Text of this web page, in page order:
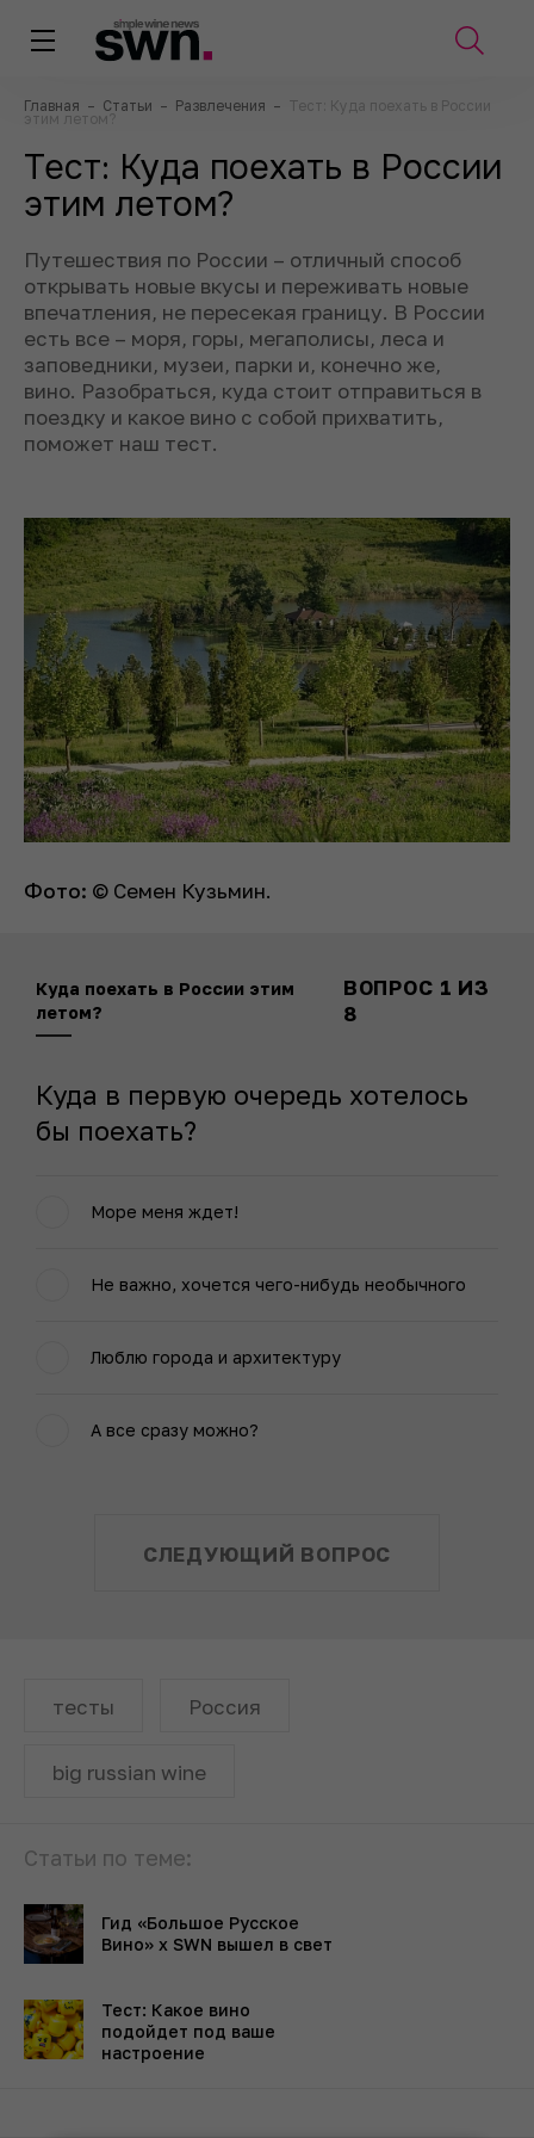
Главная – Статьи – Развлечения – Тест: Куда поехать в России
этим летом?
Тест: Куда поехать в России
этим летом?
Путешествия по России – отличный способ
открывать новые вкусы и переживать новые
впечатления, не пересекая границу. В России
есть все – моря, горы, мегаполисы, леса и
заповедники, музеи, парки и, конечно же,
вино. Разобраться, куда стоит отправиться в
поездку и какое вино с собой прихватить,
поможет наш тест.
Фото: © Семен Кузьмин.
Куда поехать в России этим
летом?
ВОПРОС 1 ИЗ
8
Куда в первую очередь хотелось
бы поехать?
Море меня ждет!
Не важно, хочется чего-нибудь необычного
Люблю города и архитектуру
А все сразу можно?
СЛЕДУЮЩИЙ ВОПРОС
тесты Россия
big russian wine
Статьи по теме:
Гид «Большое Русское
Вино» х SWN вышел в свет
Тест: Какое вино
подойдет под ваше
настроение